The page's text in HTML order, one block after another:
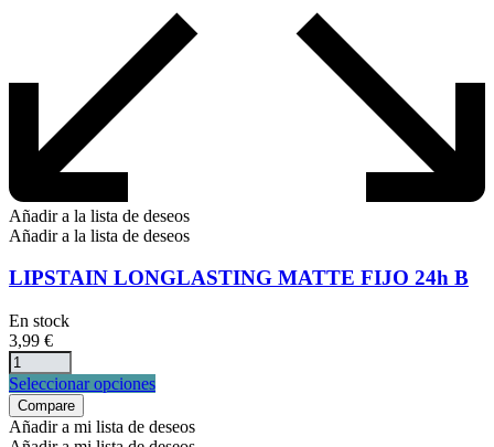
Añadir a la lista de deseos
Añadir a la lista de deseos
LIPSTAIN LONGLASTING MATTE FIJO 24h B
En stock
3,99 €
Seleccionar opcionesEste
tiene
múltiples
Compare
Añadir a mi lista de deseos